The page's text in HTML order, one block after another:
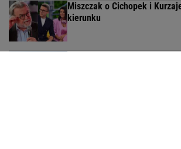
Miszczak o Cichopek i
kierunku